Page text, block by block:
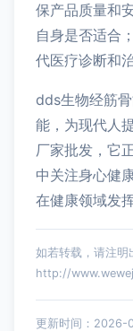
保产品质量和
自身是否适合
代医疗诊断和治
dds生物经筋
能，为现代人
厂家批发，它
中关注身心健
在健康领域发
如若转载，请注明
http://
更新时间：2026-